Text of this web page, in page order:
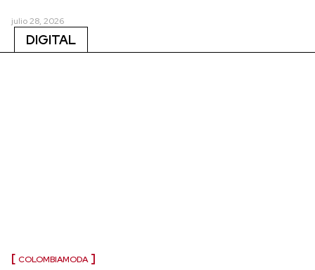
julio 28, 2026
DIGITAL
COLOMBIAMODA